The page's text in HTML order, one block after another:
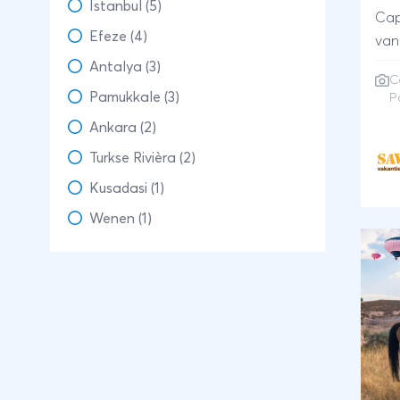
Istanbul (5)
Efeze (4)
Antalya (3)
Pamukkale (3)
Ankara (2)
Turkse Rivièra (2)
Kusadasi (1)
Wenen (1)
en